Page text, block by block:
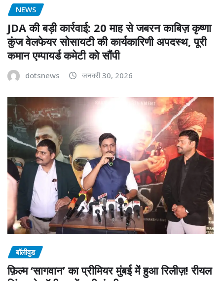
NEWS
JDA की बड़ी कार्रवाई: 20 माह से जबरन काबिज़ कृष्णा
कुंज वेलफेयर सोसायटी की कार्यकारिणी अपदस्थ, पूरी
कमान एम्पायर्ड कमेटी को सौंपी
dotsnews जनवरी 30, 2026
बॉलीवुड
फ़िल्म ‘सागवान’ का प्रीमियर मुंबई में हुआ रिलीज़! रीयल